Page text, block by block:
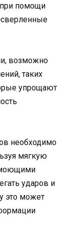
при помощи
возможно
таких
упрощают
необходимо
мягкую
моющими
ударов и
это может